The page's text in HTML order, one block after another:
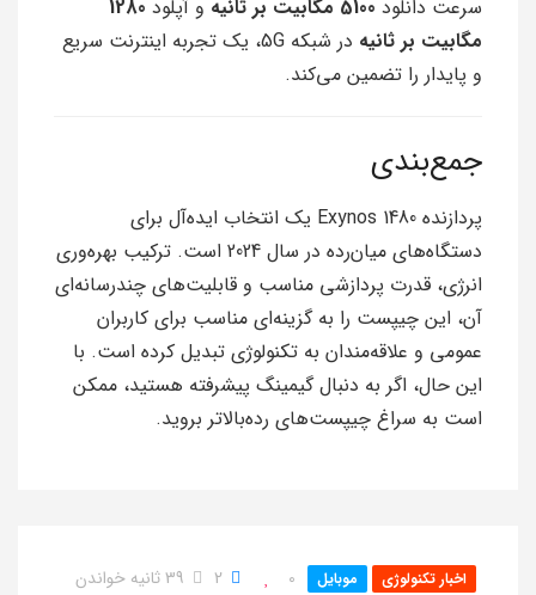
سرعت دانلود 5100 مگابیت بر ثانیه و آپلود 1280
مگابیت بر ثانیه
در شبکه 5G، یک تجربه اینترنت سریع
و پایدار را تضمین می‌کند.
جمع‌بندی
پردازنده Exynos 1480 یک انتخاب ایده‌آل برای
دستگاه‌های میان‌رده در سال 2024 است. ترکیب بهره‌وری
انرژی، قدرت پردازشی مناسب و قابلیت‌های چندرسانه‌ای
آن، این چیپست را به گزینه‌ای مناسب برای کاربران
عمومی و علاقه‌مندان به تکنولوژی تبدیل کرده است. با
این حال، اگر به دنبال گیمینگ پیشرفته هستید، ممکن
است به سراغ چیپست‌های رده‌بالا‌تر بروید.
اخبار تکنولوژی موبایل 0
2 39 ثانیه خواندن